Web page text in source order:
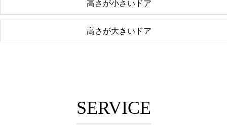
高さが小さいドア
高さが大きいドア
SERVICE